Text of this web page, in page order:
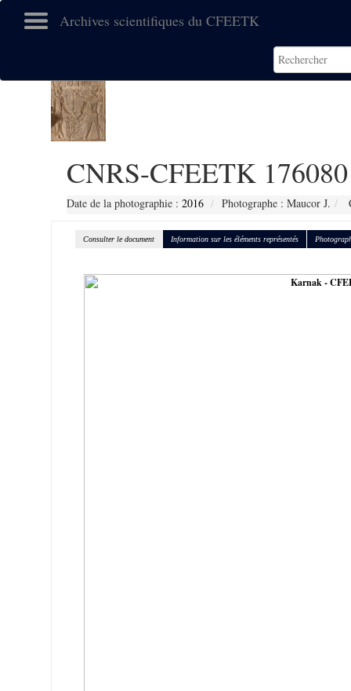
Archives scientifiques du CFEETK
CNRS-CFEETK 176080
Date de la photographie : 2016 Photographe : Maucor J.
Consulter le document Information sur les éléments représentés